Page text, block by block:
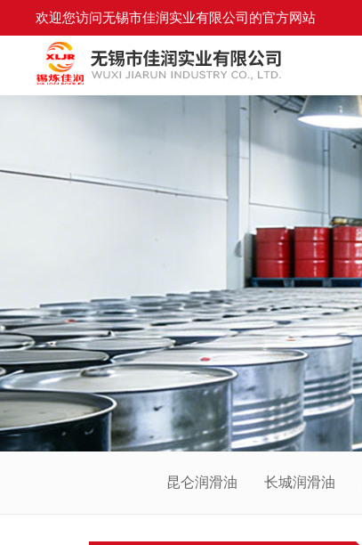
欢迎您访问无锡市佳润实业有限公司的官方网站
昆仑润滑油 长城润滑油